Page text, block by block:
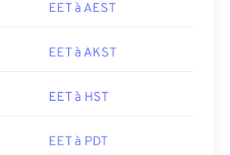
EET à AEST
EET à AKST
EET à HST
EET à PDT